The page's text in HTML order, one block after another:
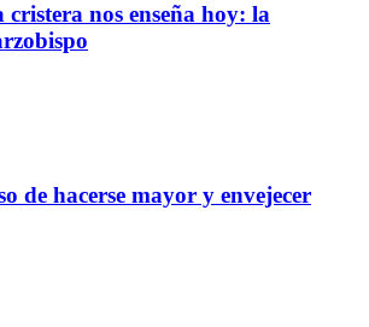
nos enseña hoy: la
de hacerse mayor y envejecer